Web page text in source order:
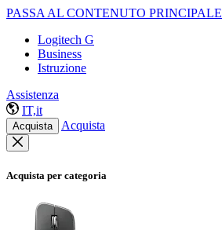
PASSA AL CONTENUTO PRINCIPALE
Logitech G
Business
Istruzione
Assistenza
IT,it
Acquista Acquista
Acquista per categoria